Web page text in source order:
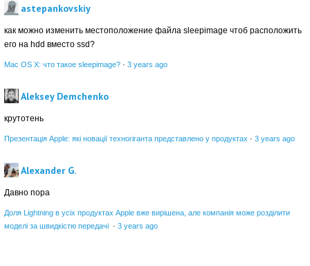
astepankovskiy
как можно изменить местоположение файла sleepimage чтоб расположить
его на hdd вместо ssd?
Mac OS X: что такое sleepimage? · 3 years ago
Aleksey Demchenko
крутотень
Презентація Apple: які новації техногіганта представлено у продуктах · 3 years ago
Alexander G.
Давно пора
Доля Lightning в усіх продуктах Apple вже вирішена, але компанія може розділити
моделі за швидкістю передачі · 3 years ago